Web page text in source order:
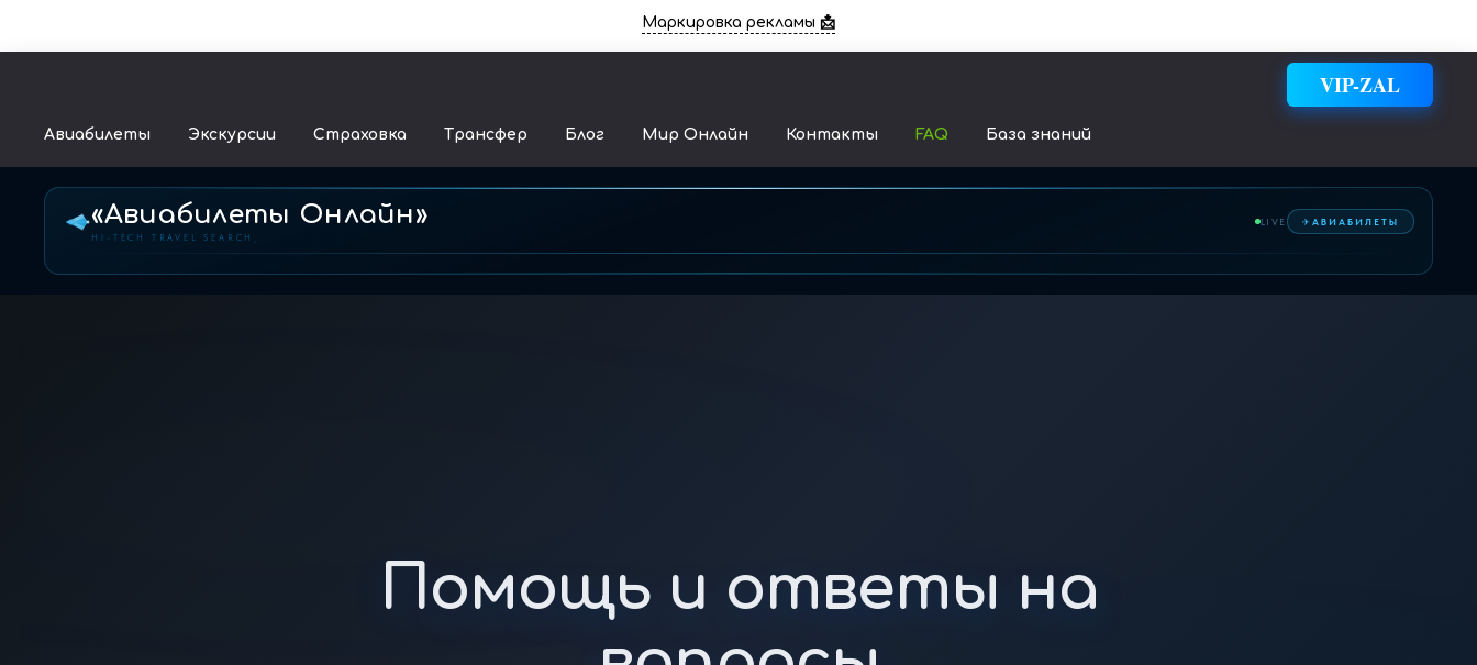
Маркировка рекламы 📩
VIP-ZAL
Авиабилеты Экскурсии Страховка Трансфер Блог Мир Онлайн Контакты FAQ База знаний
«Авиабилеты Онлайн»
HI-TECH TRAVEL SEARCH
LIVE ✈ АВИАБИЛЕТЫ
Помощь и ответы на